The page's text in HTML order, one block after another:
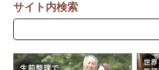
サイト内検索